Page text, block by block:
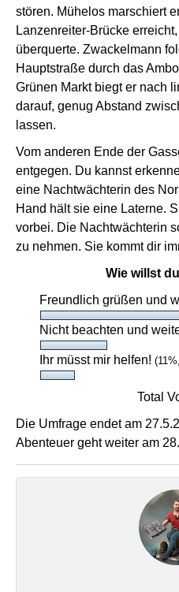
stören. Mühelos marschiert
Lanzenreiter-Brücke
überquerte. Zwackelmann
Hauptstraße durch das
Grünen Markt biegt er nach
darauf, genug Abstand
lassen.
Vom anderen Ende der
entgegen. Du kannst
eine Nachtwächterin des
Hand hält sie eine Laterne.
vorbei. Die Nachtwächterin
zu nehmen. Sie kommt dir
Wie willst
Freundlich grüßen und
Nicht beachten und
Ihr müsst mir helfen!
Total
Die Umfrage endet am
Abenteuer geht weiter am